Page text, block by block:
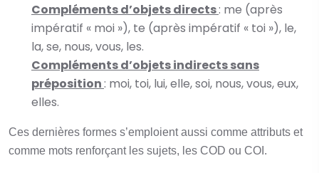
Compléments d’objets directs: me (après
impératif « moi »), te (après impératif « toi »), le,
la, se, nous, vous, les.
Compléments d’objets indirects sans
préposition: moi, toi, lui, elle, soi, nous, vous, eux,
elles.
Ces dernières formes s’emploient aussi comme attributs et
comme mots renforçant les sujets, les COD ou COI.